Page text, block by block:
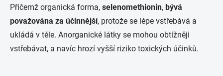
Přičemž organická forma, selenomethionin, bývá
považována za účinnější, protože se lépe vstřebává a
ukládá v těle. Anorganické látky se mohou obtížněji
vstřebávat, a navíc hrozí vyšší riziko toxických účinků.